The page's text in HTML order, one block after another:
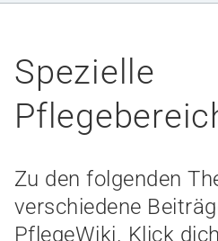
Startseite
Themen
Spezielle
Zu den folgenden
verschiedene
PflegeWiki. Klick